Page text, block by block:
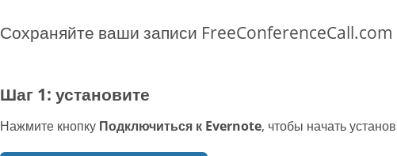
Сохраняйте ваши записи
Шаг 1: установите
Нажмите кнопку Подключиться к Evernote, чтобы начать